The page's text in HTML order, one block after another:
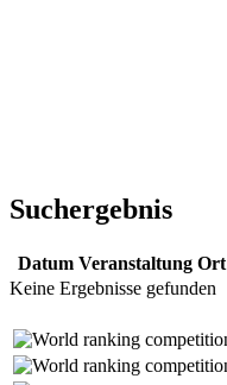
Suchergebnis
Datum Veranstaltung Ort
Keine Ergebnisse gefunden